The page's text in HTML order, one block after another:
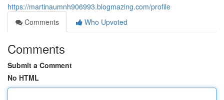
https://martinaumnh906993.blogmazing.com/profile
Comments
Who Upvoted
Comments
Submit a Comment
No HTML